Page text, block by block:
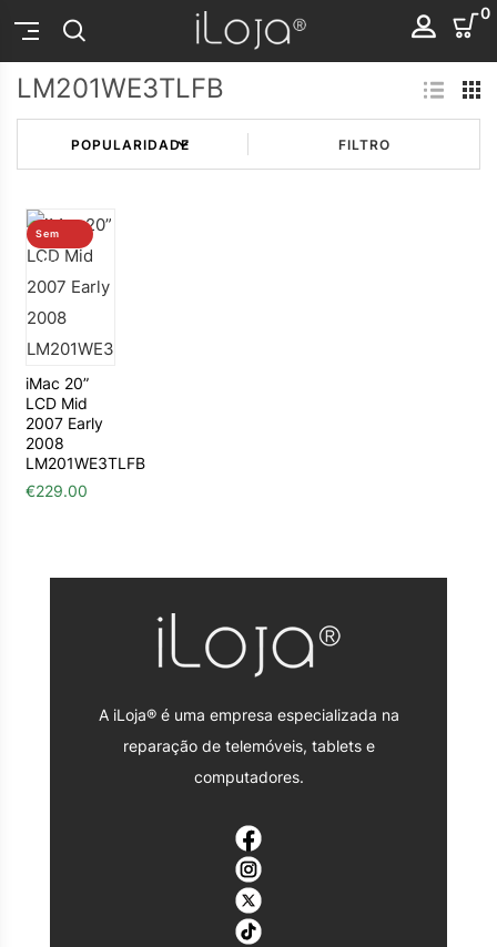
0
LM201WE3TLFB
FILTRO
Sem
stock
iMac 20”
LCD Mid
2007 Early
2008
LM201WE3TLFB
€229.00
A iLoja® é uma empresa especializada na
reparação de telemóveis, tablets e
computadores.